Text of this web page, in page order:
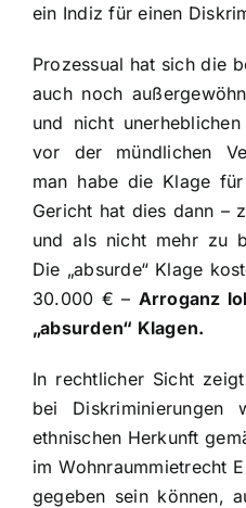
ein Indiz für einen
Prozessual hat sich die
auch noch
und nicht
vor der mündlichen
man habe die Klage
Gericht hat dies dann –
und als nicht mehr zu
Die „absurde“ Klage
30.000 € – Arroganz
„absurden“ Klagen.
In rechtlicher Sicht
bei Diskriminierungen
ethnischen Herkunft
im Wohnraummietrecht
gegeben sein können,